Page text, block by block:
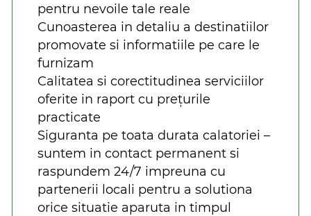
pentru nevoile tale reale
Cunoasterea in detaliu a destinatiilor
promovate si informatiile pe care le
furnizam
Calitatea si corectitudinea serviciilor
oferite in raport cu prețurile
practicate
Siguranta pe toata durata calatoriei –
suntem in contact permanent si
raspundem 24/7 impreuna cu
partenerii locali pentru a solutiona
orice situatie aparuta in timpul